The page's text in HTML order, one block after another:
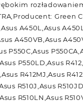
Green
A450L,Asus
A450VB,Asus
P550C,Asus
P550LD,Asus
R412MJ,Asus
R510J,Asus
R510LN,Asus